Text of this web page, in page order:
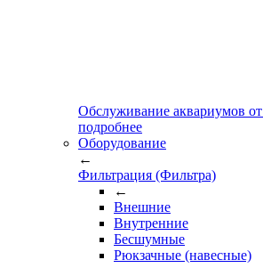
Обслуживание аквариумов от
подробнее
Оборудование
←
Фильтрация (Фильтра)
←
Внешние
Внутренние
Бесшумные
Рюкзачные (навесные)